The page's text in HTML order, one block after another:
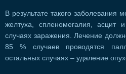
В результате такого заболевания
желтуха, спленомегалия,
случаях заражения. Лечение
85 % случаев проводятся
остальных случаях – удаление